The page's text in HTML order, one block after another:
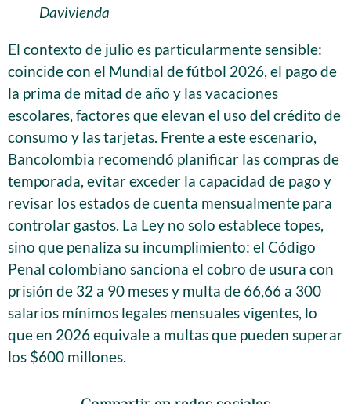
Davivienda
El contexto de julio es particularmente sensible:
coincide con el Mundial de fútbol 2026, el pago de
la prima de mitad de año y las vacaciones
escolares, factores que elevan el uso del crédito de
consumo y las tarjetas. Frente a este escenario,
Bancolombia recomendó planificar las compras de
temporada, evitar exceder la capacidad de pago y
revisar los estados de cuenta mensualmente para
controlar gastos. La Ley no solo establece topes,
sino que penaliza su incumplimiento: el Código
Penal colombiano sanciona el cobro de usura con
prisión de 32 a 90 meses y multa de 66,66 a 300
salarios mínimos legales mensuales vigentes, lo
que en 2026 equivale a multas que pueden superar
los $600 millones.